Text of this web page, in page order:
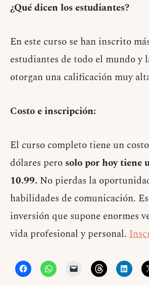
¿Qué dicen los estudiantes?
En este curso se han inscrito
estudiantes de todo el mundo y
otorgan una calificación muy
Costo e inscripción:
El curso completo tiene un
dólares pero solo por hoy tiene
10.99. No pierdas la
habilidades de comunicación.
inversión que supone enormes
vida profesional y personal.